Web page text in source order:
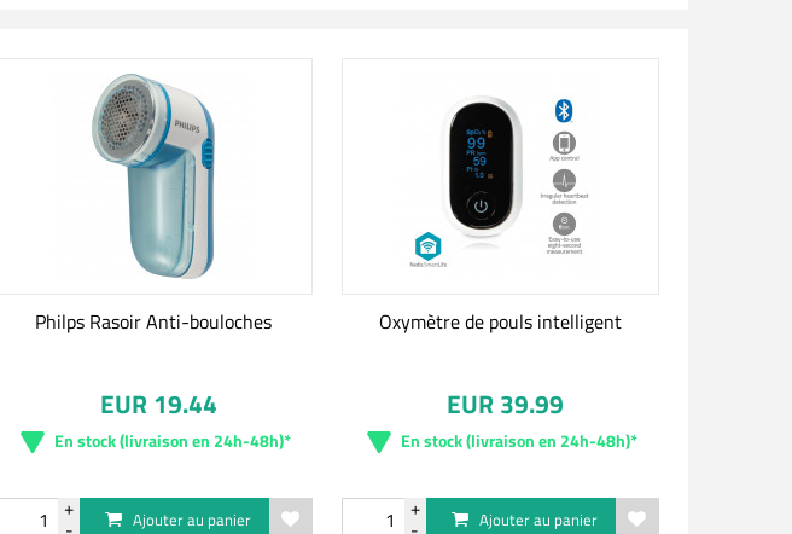
Philps Rasoir Anti-bouloches
EUR 19.44
En stock (livraison en 24h-48h)*
Ajouter au panier
Oxymètre de pouls intelligent
EUR 39.99
En stock (livraison en 24h-48h)*
Ajouter au panier